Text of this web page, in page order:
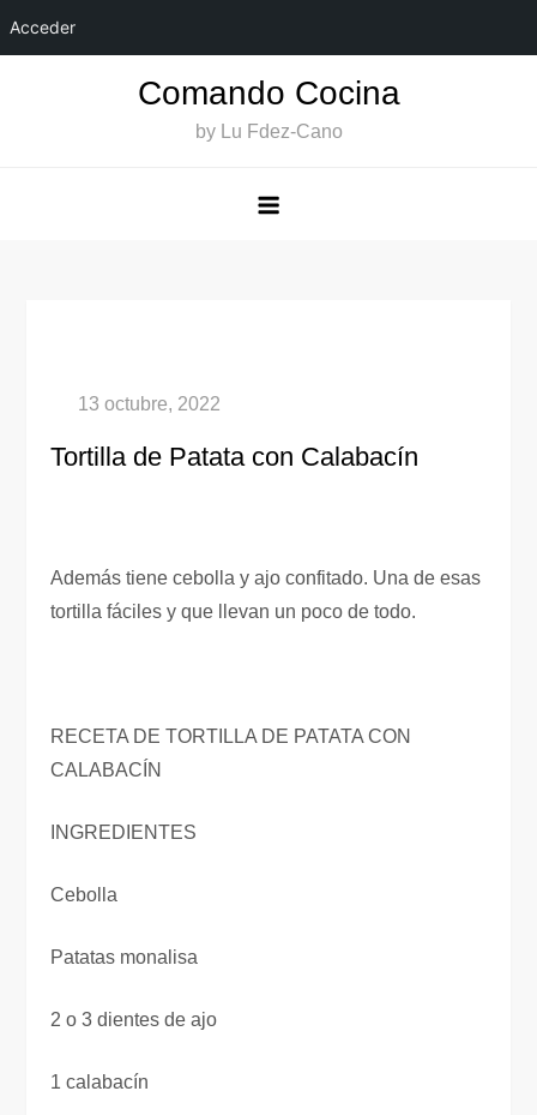
Acceder
Comando Cocina
by Lu Fdez-Cano
Tortilla de Patata con Calabacín
Además tiene cebolla y ajo confitado. Una de esas
tortilla fáciles y que llevan un poco de todo.
RECETA DE TORTILLA DE PATATA CON
CALABACÍN
INGREDIENTES
Cebolla
Patatas monalisa
2 o 3 dientes de ajo
1 calabacín